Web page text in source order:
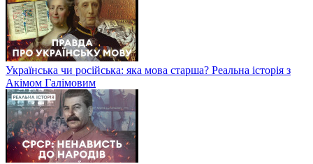
Українська чи російська: яка мова старша? Реальна історія з
Акімом Галімовим